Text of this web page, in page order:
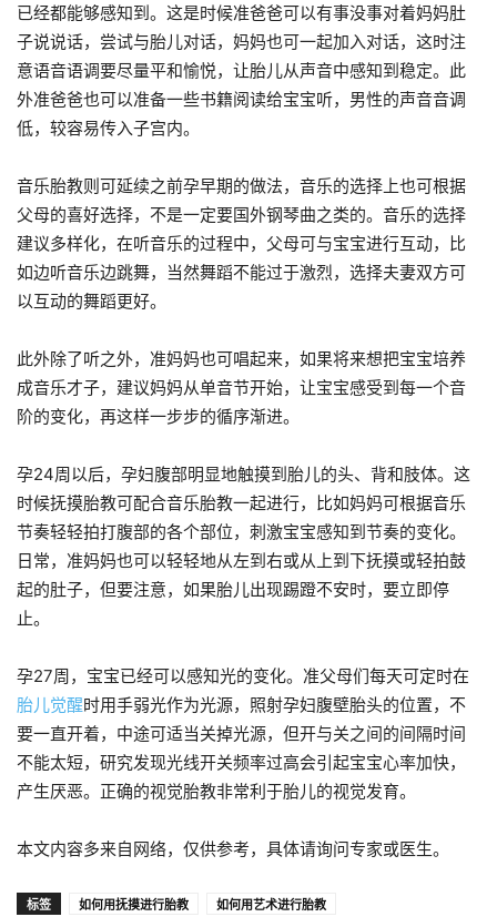
已经都能够感知到。这是时候准爸爸可以有事没事对着妈妈肚
子说说话，尝试与胎儿对话，妈妈也可一起加入对话，这时注
意语音语调要尽量平和愉悦，让胎儿从声音中感知到稳定。此
外准爸爸也可以准备一些书籍阅读给宝宝听，男性的声音音调
低，较容易传入子宫内。
音乐胎教则可延续之前孕早期的做法，音乐的选择上也可根据
父母的喜好选择，不是一定要国外钢琴曲之类的。音乐的选择
建议多样化，在听音乐的过程中，父母可与宝宝进行互动，比
如边听音乐边跳舞，当然舞蹈不能过于激烈，选择夫妻双方可
以互动的舞蹈更好。
此外除了听之外，准妈妈也可唱起来，如果将来想把宝宝培养
成音乐才子，建议妈妈从单音节开始，让宝宝感受到每一个音
阶的变化，再这样一步步的循序渐进。
孕24周以后，孕妇腹部明显地触摸到胎儿的头、背和肢体。这
时候抚摸胎教可配合音乐胎教一起进行，比如妈妈可根据音乐
节奏轻轻拍打腹部的各个部位，刺激宝宝感知到节奏的变化。
日常，准妈妈也可以轻轻地从左到右或从上到下抚摸或轻拍鼓
起的肚子，但要注意，如果胎儿出现踢蹬不安时，要立即停
止。
孕27周，宝宝已经可以感知光的变化。准父母们每天可定时在
胎儿觉醒时用手弱光作为光源，照射孕妇腹壁胎头的位置，不
要一直开着，中途可适当关掉光源，但开与关之间的间隔时间
不能太短，研究发现光线开关频率过高会引起宝宝心率加快，
产生厌恶。正确的视觉胎教非常利于胎儿的视觉发育。
本文内容多来自网络，仅供参考，具体请询问专家或医生。
标签 如何用抚摸进行胎教
如何用艺术进行胎教